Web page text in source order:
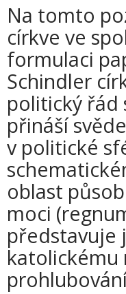
Na tomto
církve ve
formulaci
Schindler
politický řád
přináší
v politické
oblast
moci
představuje
katolickému